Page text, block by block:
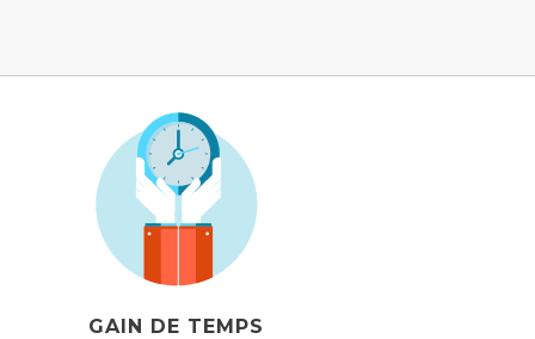
GAIN DE TEMPS